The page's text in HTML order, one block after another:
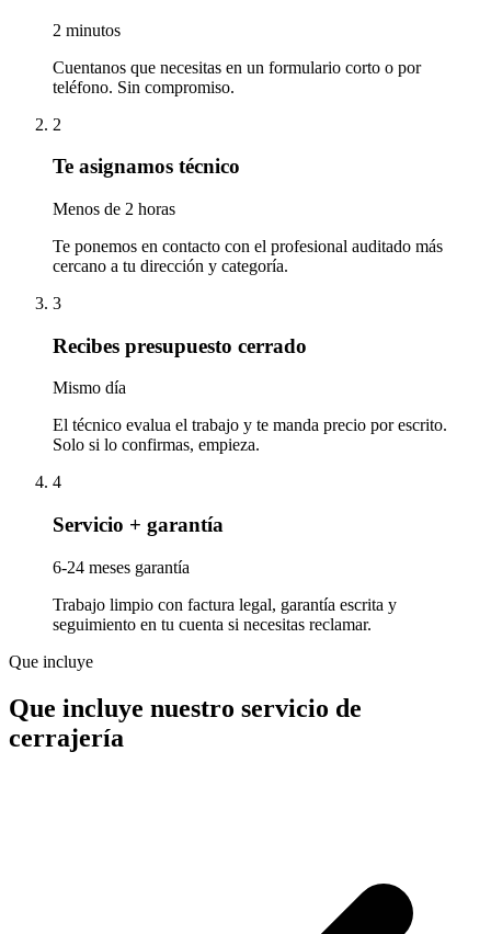
2 minutos
Cuentanos que necesitas en un formulario corto o por
teléfono. Sin compromiso.
2
Te asignamos técnico
Menos de 2 horas
Te ponemos en contacto con el profesional auditado más
cercano a tu dirección y categoría.
3
Recibes presupuesto cerrado
Mismo día
El técnico evalua el trabajo y te manda precio por escrito.
Solo si lo confirmas, empieza.
4
Servicio + garantía
6-24 meses garantía
Trabajo limpio con factura legal, garantía escrita y
seguimiento en tu cuenta si necesitas reclamar.
Que incluye
Que incluye nuestro servicio de
cerrajería